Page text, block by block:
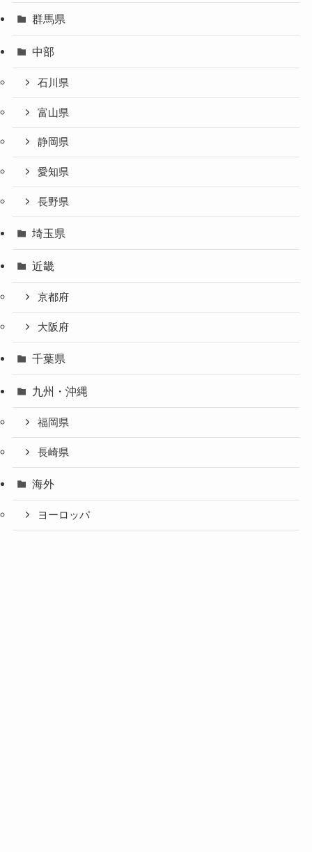
群馬県
中部
石川県
富山県
静岡県
愛知県
長野県
埼玉県
近畿
京都府
大阪府
千葉県
九州・沖縄
福岡県
長崎県
海外
ヨーロッパ